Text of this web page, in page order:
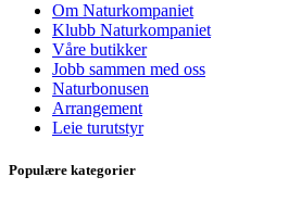
Om Naturkompaniet
Klubb Naturkompaniet
Våre butikker
Jobb sammen med oss
Naturbonusen
Arrangement
Leie turutstyr
Populære kategorier